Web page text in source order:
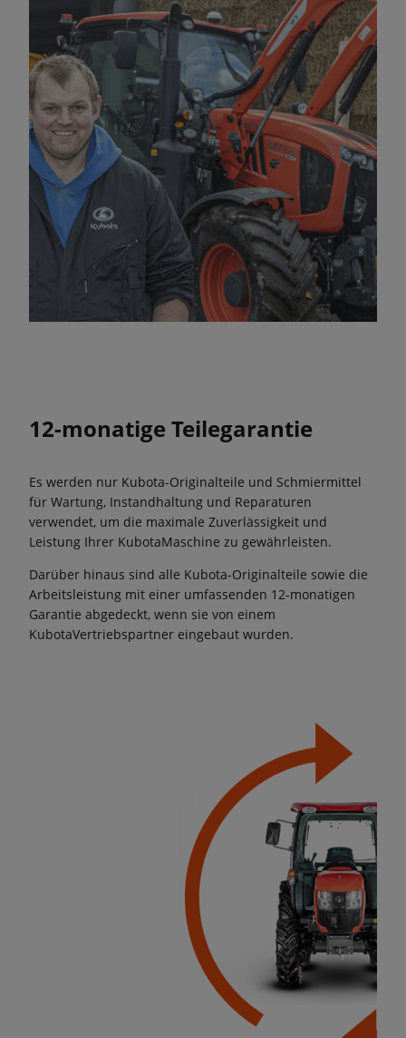
12-monatige Teilegarantie
Es werden nur Kubota-Originalteile und Schmiermittel
für Wartung, Instandhaltung und Reparaturen
verwendet, um die maximale Zuverlässigkeit und
Leistung Ihrer KubotaMaschine zu gewährleisten.
Darüber hinaus sind alle Kubota-Originalteile sowie die
Arbeitsleistung mit einer umfassenden 12-monatigen
Garantie abgedeckt, wenn sie von einem
KubotaVertriebspartner eingebaut wurden.